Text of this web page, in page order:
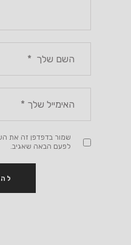
שמור בדפדפן זה את
לפעם הבאה שאגיב.